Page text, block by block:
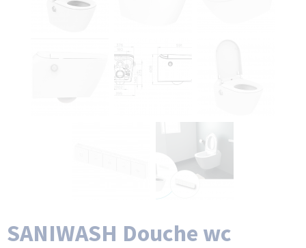
SANIWASH Douche wc